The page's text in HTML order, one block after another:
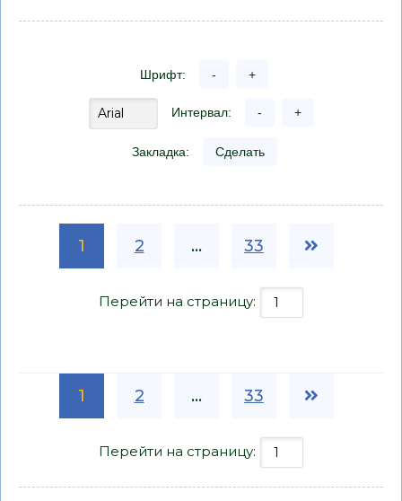
Шрифт: - +
Интервал: - +
Закладка: Сделать
1 2 ... 33
Перейти на страницу:
1 2 ... 33
Перейти на страницу: